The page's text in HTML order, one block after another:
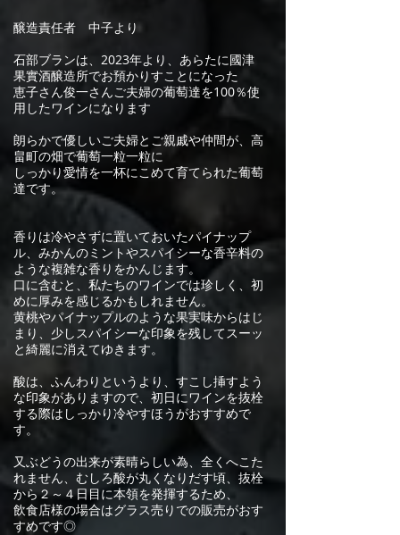
醸造責任者 中子より
石部ブランは、2023年より、あらたに國津
果實酒醸造所でお預かりすことになった
恵子さん俊一さんご夫婦の葡萄達を100％使
用したワインになります
朗らかで優しいご夫婦とご親戚や仲間が、高
畠町の畑で葡萄一粒一粒に
しっかり愛情を一杯にこめて育てられた葡萄
達です。
香りは冷やさずに置いておいたパイナップ
ル、みかんのミントやスパイシーな香辛料の
ような複雑な香りをかんじます。
口に含むと、私たちのワインでは珍しく、初
めに厚みを感じるかもしれません。
黄桃やパイナップルのような果実味からはじ
まり、少しスパイシーな印象を残してスーッ
と綺麗に消えてゆきます。
酸は、ふんわりというより、すこし挿すよう
な印象がありますので、初日にワインを抜栓
する際はしっかり冷やすほうがおすすめで
す。
又ぶどうの出来が素晴らしい為、全くへこた
れません、むしろ酸が丸くなりだす頃、抜栓
から２～４日目に本領を発揮するため、​
飲食店様の場合はグラス売りでの販売がおす
すめです◎